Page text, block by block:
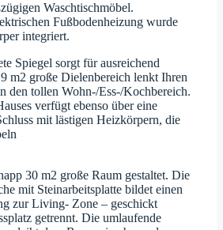
Waschtischmöbel.
Fußbodenheizung wurde
integriert.
Spiegel sorgt für ausreichend
m2 große Dielenbereich lenkt Ihren
den tollen Wohn-/Ess-/Kochbereich.
verfügt ebenso über eine
mit lästigen Heizkörpern, die
30 m2 große Raum gestaltet. Die
mit Steinarbeitsplatte bildet einen
zur Living- Zone – geschickt
getrennt. Die umlaufende